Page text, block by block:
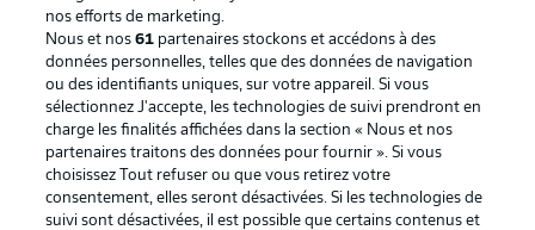
La publicité Conditions d’utilisation des
Mentions Légales Gérer mes préférences
nos efforts de marketing.
Nous et nos61 partenaires stockons et accédons à des
données personnelles, telles que des données de navigation
ou des identifiants uniques, sur votre appareil. Si vous
sélectionnez J'accepte, les technologies de suivi prendront en
charge les finalités affichées dans la section « Nous et nos
partenaires traitons des données pour fournir ». Si vous
choisissez Tout refuser ou que vous retirez votre
consentement, elles seront désactivées. Si les technologies de
suivi sont désactivées, il est possible que certains contenus et